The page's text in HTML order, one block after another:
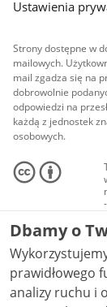
Ustawienia
Strony dostępne w
mailowych.
mail zgadza się na
dobrowolnie
odpowiedzi na
każdą z jednostek
osobowych.
Dbamy o
prawidłowego
analizy ruchu i